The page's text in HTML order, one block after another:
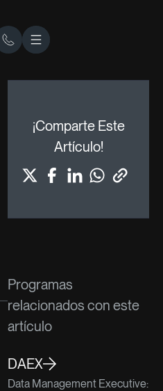
› El futuro del retail
¡Comparte Este
Artículo!
Programas
relacionados con este
artículo
DAEX
Data Management Executive: